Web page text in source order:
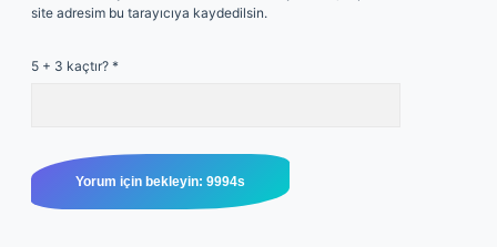
site adresim bu tarayıcıya kaydedilsin.
5 + 3 kaçtır? *